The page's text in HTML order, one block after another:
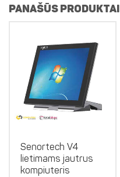
PANAŠŪS PRODUKTAI
Senortech V4
lietimams jautrus
kompiuteris